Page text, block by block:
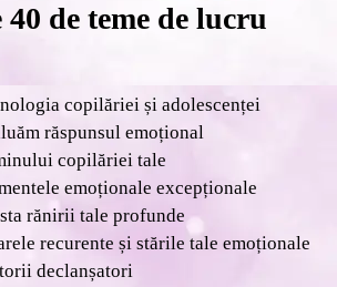
de teme de lucru
copilăriei și adolescenței
răspunsul emoțional
copilăriei tale
emoționale excepționale
rănirii tale profunde
recurente și stările tale emoționale
declanșatori